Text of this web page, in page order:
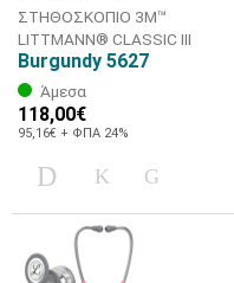
ΣΤΗΘΟΣΚΟΠΙΟ 3M™
LITTMANN® CLASSIC III
Burgundy 5627
Άμεσα
118,00€
95,16€ + ΦΠΑ 24%